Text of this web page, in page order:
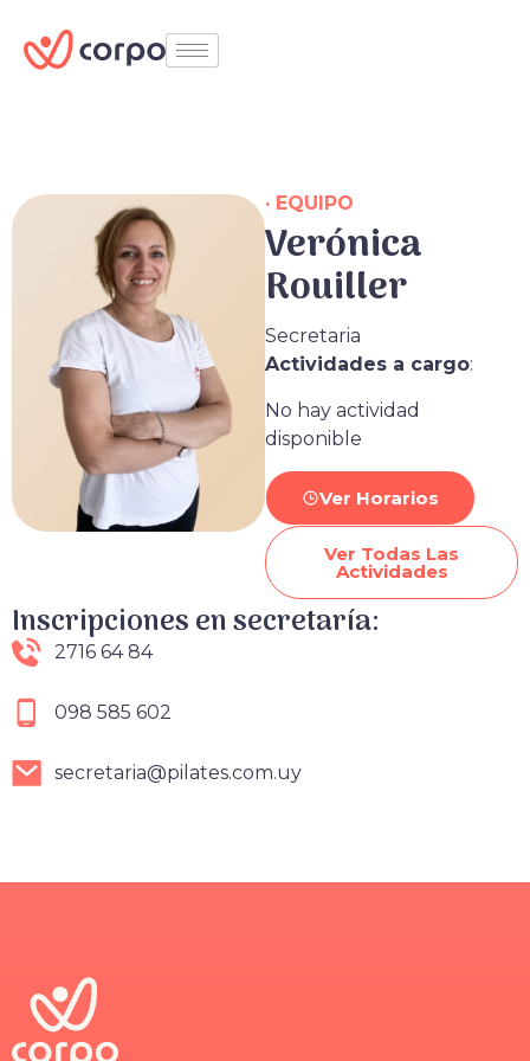
· EQUIPO
Verónica
Rouiller
Secretaria
Actividades a cargo:
No hay actividad
disponible
Ver Horarios
Ver Todas Las
Actividades
Inscripciones en secretaría:
2716 64 84
098 585 602
secretaria@pilates.com.uy